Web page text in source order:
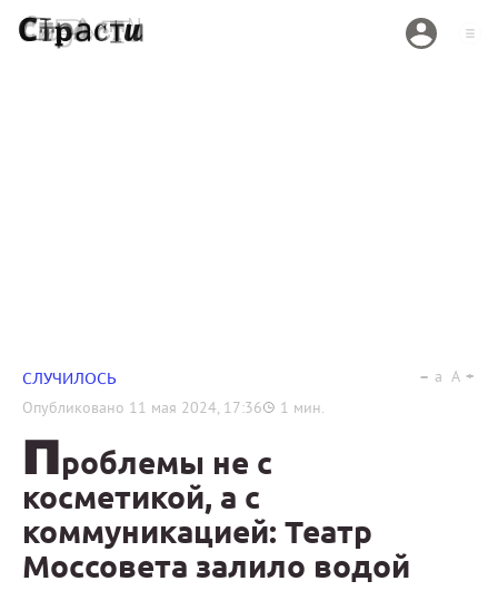
СЛУЧИЛОСЬ
Опубликовано 11 мая 2024, 17:36 1 мин.
a A
Проблемы не с
косметикой, а с
коммуникацией: Театр
Моссовета залило водой